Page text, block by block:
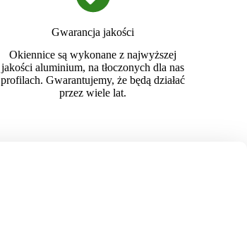
Gwarancja jakości
Okiennice są wykonane z najwyższej
jakości aluminium, na tłoczonych dla nas
profilach. Gwarantujemy, że będą działać
przez wiele lat.